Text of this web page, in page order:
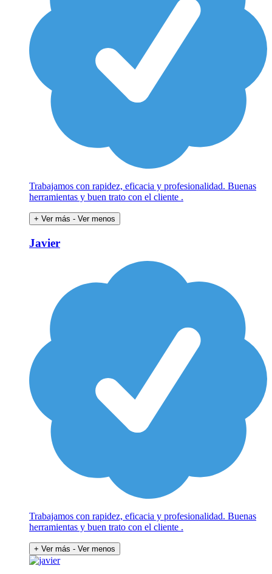
Trabajamos con rapidez, eficacia y profesionalidad. Buenas
herramientas y buen trato con el cliente .
+ Ver más - Ver menos
Javier
Trabajamos con rapidez, eficacia y profesionalidad. Buenas
herramientas y buen trato con el cliente .
+ Ver más - Ver menos